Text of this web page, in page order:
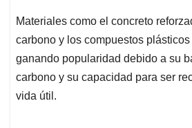
Materiales como el concreto
carbono y los compuestos
ganando popularidad debido a su
carbono y su capacidad para ser
vida útil.